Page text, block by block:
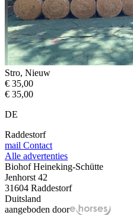
Stro, Nieuw
€ 35,00
€ 35,00
DE
Raddestorf
mail Contact
Alle advertenties
Biohof Heineking-Schütte
Jenhorst 42
31604 Raddestorf
Duitsland
aangeboden door